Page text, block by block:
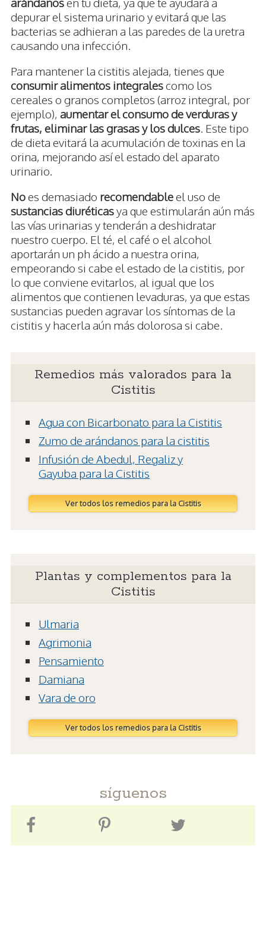
depurar el sistema urinario y evitará que las
bacterias se adhieran a las paredes de la uretra
causando una infección.
Para mantener la cistitis alejada, tienes que
consumir alimentos integralescomo los
cereales o granos completos (arroz integral, por
ejemplo), aumentar el consumo de verduras y
frutas, eliminar las grasas y los dulces . Este tipo
de dieta evitará la acumulación de toxinas en la
orina, mejorando así el estado del aparato
urinario.
Noes demasiado recomendableel uso de
sustancias diuréticasya que estimularán aún más
las vías urinarias y tenderán a deshidratar
nuestro cuerpo. El té, el café o el alcohol
aportarán un ph ácido a nuestra orina,
empeorando si cabe el estado de la cistitis, por
lo que conviene evitarlos, al igual que los
alimentos que contienen levaduras, ya que estas
sustancias pueden agravar los síntomas de la
cistitis y hacerla aún más dolorosa si cabe.
Remedios más valorados para la
Cistitis
Agua con Bicarbonato para la Cistitis
Zumo de arándanos para la cistitis
Infusión de Abedul, Regaliz y
Gayuba para la Cistitis
Ver todos los remedios para la Cistitis
Plantas y complementos para la
Cistitis
Ulmaria
Agrimonia
Pensamiento
Damiana
Vara de oro
Ver todos los remedios para la Cistitis
síguenos